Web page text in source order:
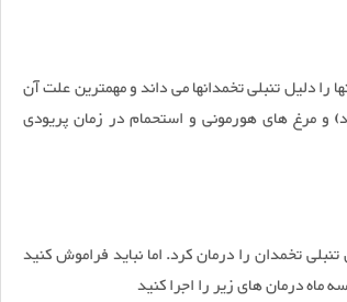
طب سنتی غلبه رطوبت و سردی در ناحیه تخمدان‎ها را دلیل تنبلی تخمدان‎ها می ‎داند و مهمترین علت آن
مصرف بیش از حد سردیجات (مواد غذایی سرد) و مرغ‎ های هورمونی و استحمام در زمان پریودی
تخمدان را درمان کرد. اما نباید فراموش کنید
ماه درمان های زیر را اجرا کنید